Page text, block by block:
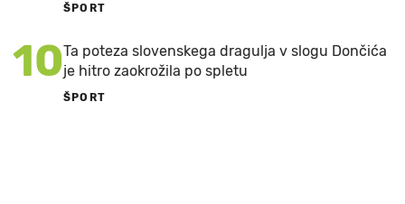
ŠPORT
10Ta poteza slovenskega dragulja v slogu Dončića
je hitro zaokrožila po spletu
ŠPORT